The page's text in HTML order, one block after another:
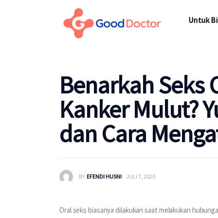
Untuk
Benarkah Seks
Kanker Mulut?
dan Cara
BY EFENDI HUSNI JULI 7, 2020
Oral seks biasanya dilakukan saat melakukan